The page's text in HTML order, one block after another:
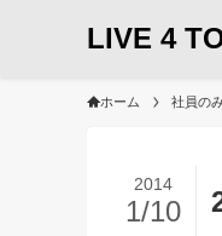
LIVE 4
ホーム 社員の
2014
1/10